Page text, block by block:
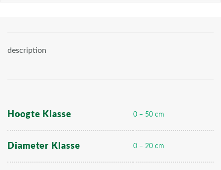
description
Hoogte Klasse 0 – 50 cm
Diameter Klasse 0 – 20 cm